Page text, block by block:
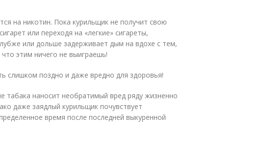
на никотин. Пока курильщик не получит свою
или переходя на «легкие» сигареты,
или дольше задерживает дым на вдохе с тем,
этим ничего не выиграешь!
слишком поздно и даже вредно для здоровья!
табака наносит необратимый вред ряду жизненно
даже заядлый курильщик почувствует
время после последней выкуренной